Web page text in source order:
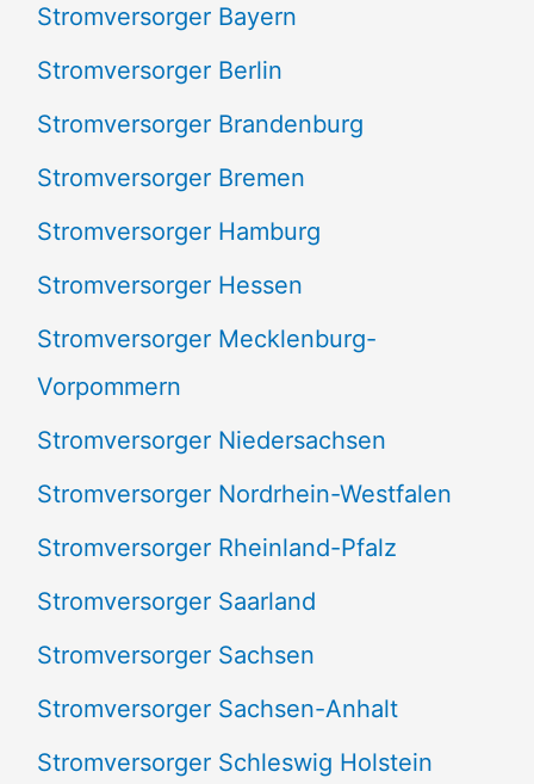
h
:
Stromversorger Bayern
Stromversorger Berlin
Stromversorger Brandenburg
Stromversorger Bremen
Stromversorger Hamburg
Stromversorger Hessen
Stromversorger Mecklenburg-
Vorpommern
Stromversorger Niedersachsen
Stromversorger Nordrhein-Westfalen
Stromversorger Rheinland-Pfalz
Stromversorger Saarland
Stromversorger Sachsen
Stromversorger Sachsen-Anhalt
Stromversorger Schleswig Holstein